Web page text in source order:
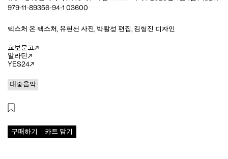
979-11-89356-94-1 03600
텍스처 온 텍스처 유현선 사진 박활성 편집 김형진 디자인
교보문고
알라딘
YES24
대중음악
카트 담기
구매하기